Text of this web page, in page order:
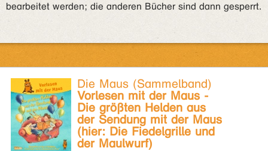
bearbeitet werden; die anderen Bücher sind dann gesperrt.
Die Maus (Sammelband)
Vorlesen mit der Maus -
Die größten Helden aus
der Sendung mit der Maus
(hier: Die Fiedelgrille und
der Maulwurf)